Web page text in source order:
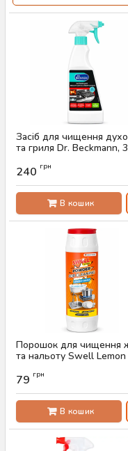
Засіб для чищення
та гриля Dr. Beckmann,
Артикул:
240 грн
В кошик
Порошок для чищення
та нальоту Swell Lemon
Артикул:
79 грн
В кошик